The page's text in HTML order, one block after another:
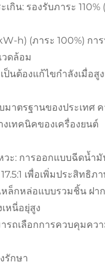
กิน: รองรับภาระ
h) (ภาระ 100%) กา
ดล้อม
ป็นต้องแก้ไขกำลังเมื่
ตรฐานของประเทศ ค
เทคนิคของเครื่องยนต์
ะ: การออกแบบฉีดน้ำ
เพื่อเพิ่มประสิทธิภ
หล็กหล่อแบบรวมชิ้น ฝ
หนี่อยุ่สูง
ถเลือกการควบคุมคว
รักษา